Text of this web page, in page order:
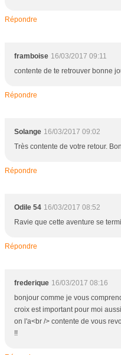
Répondre
framboise 16/03/2017 09:11
contente de te retrouver bonne
Répondre
Solange 16/03/2017 09:02
Très contente de votre retour.
Répondre
Odile 54 16/03/2017 08:52
Ravie que cette aventure se
Répondre
frederique 16/03/2017 08:16
bonjour comme je vous
croix est important pour moi
on l'a<br /> contente de vous
!!